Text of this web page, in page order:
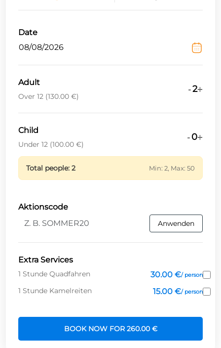
Date
Adult
Over 12 (130.00 €)
-2+
Child
Under 12 (100.00 €)
-0+
Total people: 2 Min: 2, Max: 50
Aktionscode
Anwenden
Extra Services
1 Stunde Quadfahren 30.00 €/ person
1 Stunde Kamelreiten 15.00 €/ person
BOOK NOW FOR 260.00 €